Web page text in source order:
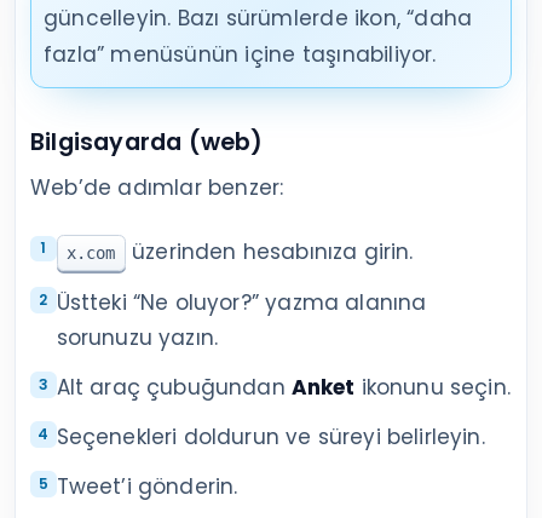
güncelleyin. Bazı sürümlerde ikon, “daha
fazla” menüsünün içine taşınabiliyor.
Bilgisayarda (web)
Web’de adımlar benzer:
x.com
üzerinden hesabınıza girin.
Üstteki “Ne oluyor?” yazma alanına
sorunuzu yazın.
Alt araç çubuğundan Anket ikonunu seçin.
Seçenekleri doldurun ve süreyi belirleyin.
Tweet’i gönderin.